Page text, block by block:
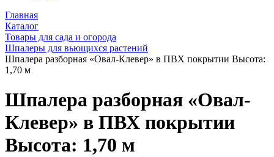
Главная
Каталог
Товары для сада и огорода
Шпалеры для вьющихся растений
Шпалера разборная «Овал-Клевер» в ПВХ покрытии Высота:
1,70 м
Шпалера разборная «Овал-
Клевер» в ПВХ покрытии
Высота: 1,70 м